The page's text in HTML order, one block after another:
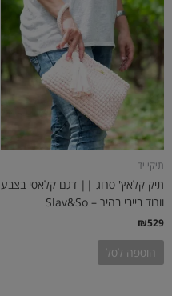
תיקי יד
תיק קלאץ' סרוג || דגם קלאסי בצבע
וורוד בייבי בהיר – Slav&So
₪529
הוספה לסל